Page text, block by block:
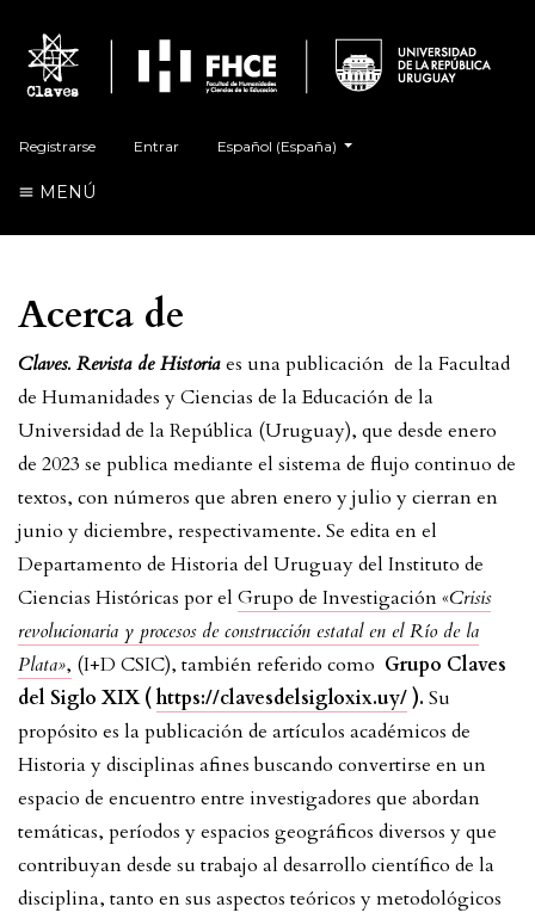
Registrarse Entrar Español (España)
MENÚ
Acerca de
Claves. Revista de Historia es una publicación de la Facultad
de Humanidades y Ciencias de la Educación de la
Universidad de la República (Uruguay), que desde enero
de 2023 se publica mediante el sistema de flujo continuo de
textos, con números que abren enero y julio y cierran en
junio y diciembre, respectivamente. Se edita en el
Departamento de Historia del Uruguay del Instituto de
Ciencias Históricas por el Grupo de Investigación «Crisis
revolucionaria y procesos de construcción estatal en el Río de la
Plata», (I+D CSIC), también referido como Grupo Claves
del Siglo XIX (https://clavesdelsigloxix.uy/ ). Su
propósito es la publicación de artículos académicos de
Historia y disciplinas afines buscando convertirse en un
espacio de encuentro entre investigadores que abordan
temáticas, períodos y espacios geográficos diversos y que
contribuyan desde su trabajo al desarrollo científico de la
disciplina, tanto en sus aspectos teóricos y metodológicos